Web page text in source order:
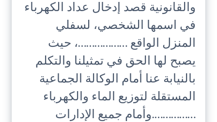
والقانونية قصد إدخال عداد الكهرباء
في اسمها الشخصي، لسفلي
المنزل الواقع ………………، حيث
يصبح لها الحق في تمثيلنا والتكلم
بالنيابة عنا أمام الوكالة الجماعية
المستقلة لتوزيع الماء والكهرباء
…………….وأمام جميع الإدارات